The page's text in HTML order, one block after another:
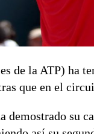
de la ATP) ha
que en el
demostrado su